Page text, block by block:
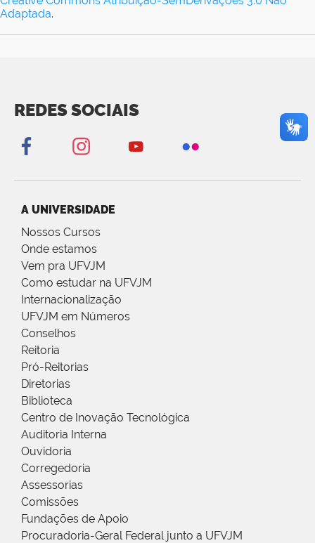
Adaptada.
REDES SOCIAIS
A UNIVERSIDADE
Nossos Cursos
Onde estamos
Vem pra UFVJM
Como estudar na UFVJM
Internacionalização
UFVJM em Números
Conselhos
Reitoria
Pró-Reitorias
Diretorias
Biblioteca
Centro de Inovação Tecnológica
Auditoria Interna
Ouvidoria
Corregedoria
Assessorias
Comissões
Fundações de Apoio
Procuradoria-Geral Federal junto a UFVJM